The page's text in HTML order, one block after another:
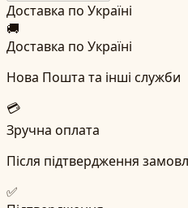
Доставка по Україні
🚚
Доставка по Україні
Нова Пошта та інші служби
💳
Зручна оплата
Після підтвердження
✅